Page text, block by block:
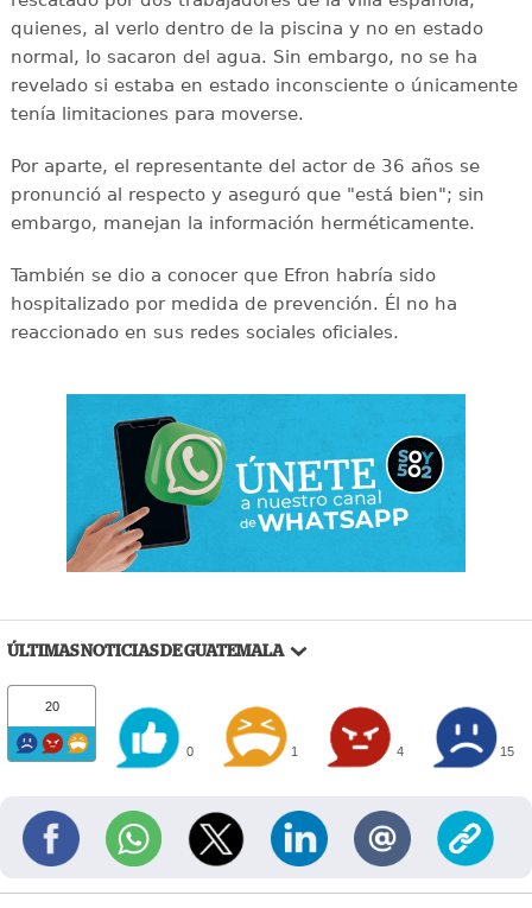
quienes, al verlo dentro de la piscina y no en estado
normal, lo sacaron del agua. Sin embargo, no se ha
revelado si estaba en estado inconsciente o únicamente
tenía limitaciones para moverse.
Por aparte, el representante del actor de 36 años se
pronunció al respecto y aseguró que "está bien"; sin
embargo, manejan la información herméticamente.
También se dio a conocer que Efron habría sido
hospitalizado por medida de prevención. Él no ha
reaccionado en sus redes sociales oficiales.
ÚLTIMAS NOTICIAS DE GUATEMALA
20
0 1 4 15